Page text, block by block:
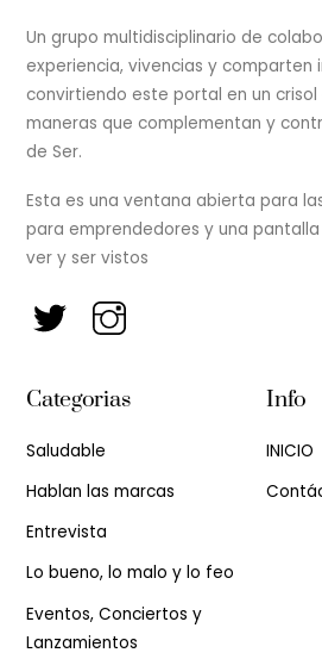
Un grupo multidisciplinario de
experiencia, vivencias y comparten
convirtiendo este portal en un
maneras que complementan y
de Ser.
Esta es una ventana abierta para
para emprendedores y una
ver y ser vistos
Categorias
Saludable
Hablan las marcas
Entrevista
Lo bueno, lo malo y lo feo
Eventos, Conciertos y
Lanzamientos
Info
INICIO